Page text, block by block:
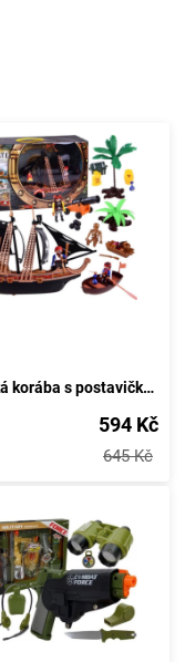
Pirátská korába s postavičkami pirátů
594 Kč
645 Kč